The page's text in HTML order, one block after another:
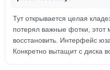
Тут открывается целая
потерял важные фотки, этот
восстановить. Интерфейс
Конкретно вытащит с диска